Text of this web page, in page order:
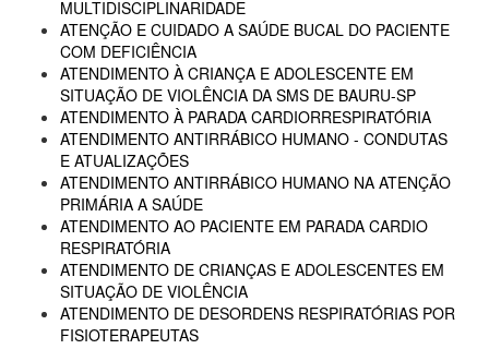
MULTIDISCIPLINARIDADE
ATENÇÃO E CUIDADO A SAÚDE BUCAL DO PACIENTE
COM DEFICIÊNCIA
ATENDIMENTO À CRIANÇA E ADOLESCENTE EM
SITUAÇÃO DE VIOLÊNCIA DA SMS DE BAURU-SP
ATENDIMENTO À PARADA CARDIORRESPIRATÓRIA
ATENDIMENTO ANTIRRÁBICO HUMANO - CONDUTAS
E ATUALIZAÇÕES
ATENDIMENTO ANTIRRÁBICO HUMANO NA ATENÇÃO
PRIMÁRIA A SAÚDE
ATENDIMENTO AO PACIENTE EM PARADA CARDIO
RESPIRATÓRIA
ATENDIMENTO DE CRIANÇAS E ADOLESCENTES EM
SITUAÇÃO DE VIOLÊNCIA
ATENDIMENTO DE DESORDENS RESPIRATÓRIAS POR
FISIOTERAPEUTAS